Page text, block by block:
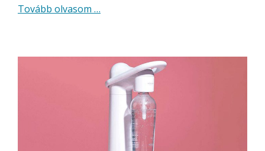
Tovább olvasom about
bluetooth
hívás,
hordható
hangszóró
…